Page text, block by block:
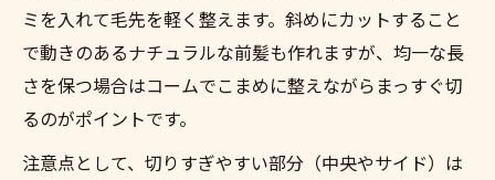
セルフカットの魅力と美容院利用の違い
ミを入れて毛先を軽く整えます。斜めにカットすること
で動きのあるナチュラルな前髪も作れますが、均一な長
さを保つ場合はコームでこまめに整えながらまっすぐ切
るのがポイントです。
注意点として、切りすぎやすい部分（中央やサイド）は